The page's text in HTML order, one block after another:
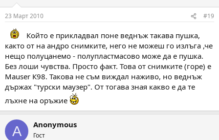
23 Март 2010 #19
Който е прикладвал поне веднъж такава пушка,
както от на андро снимките, него не можеш го излъга ,че
нещо полуцанемо - полупластмасово може да е пушка.
Без лоши чувства. Просто факт. Това от снимките (горе) е
Mauser К98. Такова не съм виждал наживо, но веднъж
държах "турски маузер". От тогава зная какво е да те
лъхне на оръжие
A Anonymous
Гост